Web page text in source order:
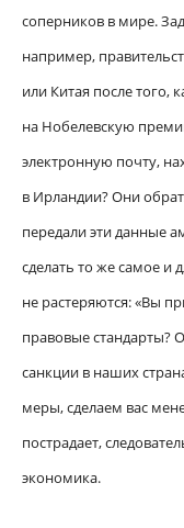
соперников в мире.
например,
или Китая после того,
на Нобелевскую
электронную почту,
в Ирландии? Они
передали эти данные
сделать то же самое и
не растеряются: «Вы
правовые
санкции в наших
меры, сделаем вас
пострадает,
экономика.